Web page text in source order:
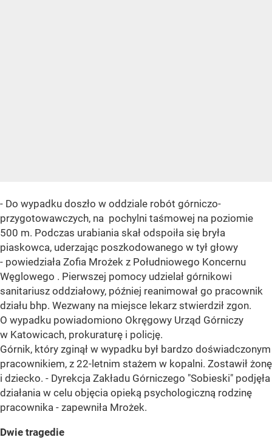
- Do wypadku doszło w oddziale robót górniczo-
przygotowawczych, na pochylni taśmowej na poziomie
500 m. Podczas urabiania skał odspoiła się bryła
piaskowca, uderzając poszkodowanego w tył głowy
- powiedziała Zofia Mrożek z Południowego Koncernu
Węglowego . Pierwszej pomocy udzielał górnikowi
sanitariusz oddziałowy, później reanimował go pracownik
działu bhp. Wezwany na miejsce lekarz stwierdził zgon.
O wypadku powiadomiono Okręgowy Urząd Górniczy
w Katowicach, prokuraturę i policję.
Górnik, który zginął w wypadku był bardzo doświadczonym
pracownikiem, z 22-letnim stażem w kopalni. Zostawił żonę
i dziecko. - Dyrekcja Zakładu Górniczego "Sobieski" podjęła
działania w celu objęcia opieką psychologiczną rodzinę
pracownika - zapewniła Mrożek.
Dwie tragedie